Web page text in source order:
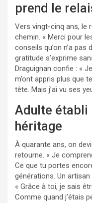
prend le
Vers vingt-cinq ans, le
chemin. « Merci pour
conseils qu’on n’a
gratitude s’exprime
Draguignan confie : «
m’ont appris plus que
tête. Mais j’ai vu ses
Adulte établi
héritage
À quarante ans, on
retourne. « Je
Ce que tu portes
générations. Un
« Grâce à toi, je sais
Comme quand j’étais